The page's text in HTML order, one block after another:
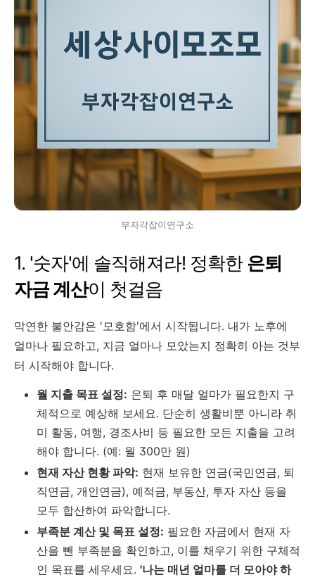
부자각잡이연구소
1. '숫자'에 솔직해져라! 정확한 은퇴
자금 계산이 첫걸음
막연한 불안감은 '모호함'에서 시작됩니다. 내가 노후에
얼마나 필요하고, 지금 얼마나 모았는지 정확히 아는 것부
터 시작해야 합니다.
월 지출 목표 설정: 은퇴 후 매달 얼마가 필요한지 구
체적으로 예상해 보세요. 단순히 생활비뿐 아니라 취
미 활동, 여행, 경조사비 등 필요한 모든 지출을 고려
해야 합니다. (예: 월 300만 원)
현재 자산 현황 파악: 현재 보유한 연금(국민연금, 퇴
직연금, 개인연금), 예적금, 부동산, 투자 자산 등을
모두 합산하여 파악합니다.
부족분 계산 및 목표 설정: 필요한 자금에서 현재 자
산을 뺀 부족분을 확인하고, 이를 채우기 위한 구체적
인 목표를 세우세요. '나는 매년 얼마를 더 모아야 하